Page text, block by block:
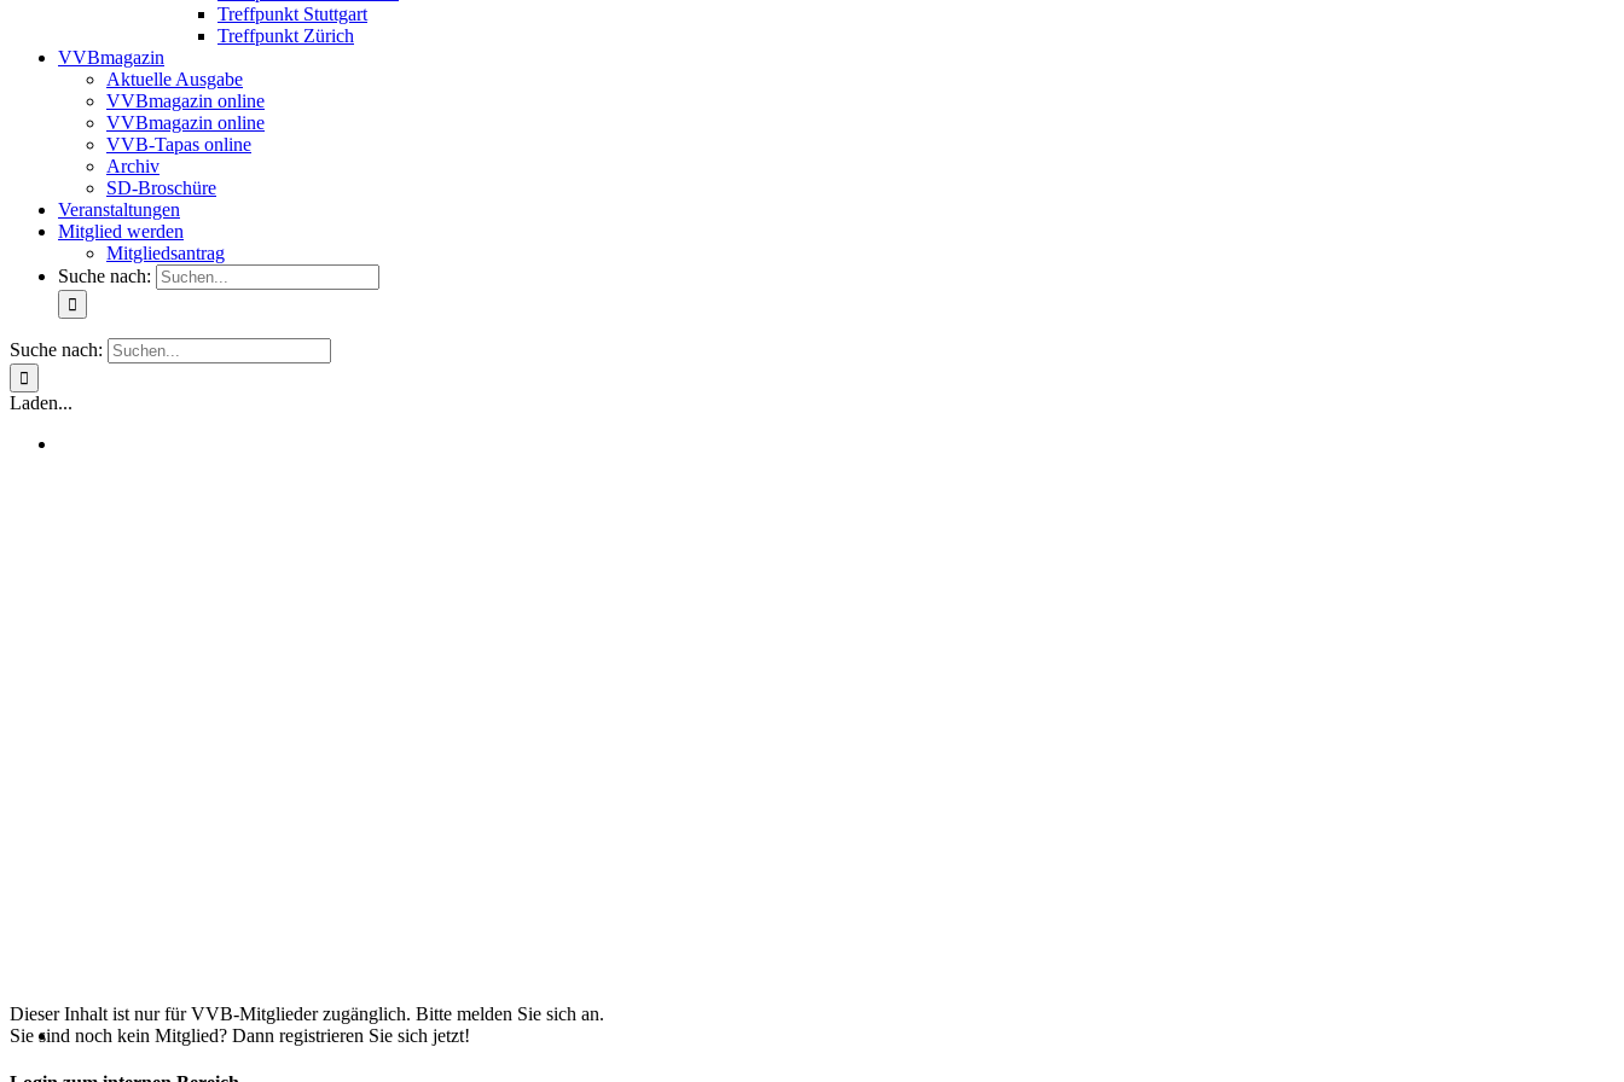
Treffpunkt Stuttgart
Treffpunkt Zürich
VVBmagazin
Aktuelle Ausgabe
VVBmagazin online
VVBmagazin online
VVB-Tapas online
Archiv
SD-Broschüre
Veranstaltungen
Mitglied werden
Mitgliedsantrag
Suche nach:
Suche nach:
Laden...
Dieser Inhalt ist nur für VVB-Mitglieder zugänglich. Bitte melden Sie sich an.
Sie sind noch kein Mitglied? Dann registrieren Sie sich jetzt!